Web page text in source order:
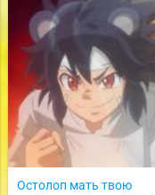
Остолоп мать твою